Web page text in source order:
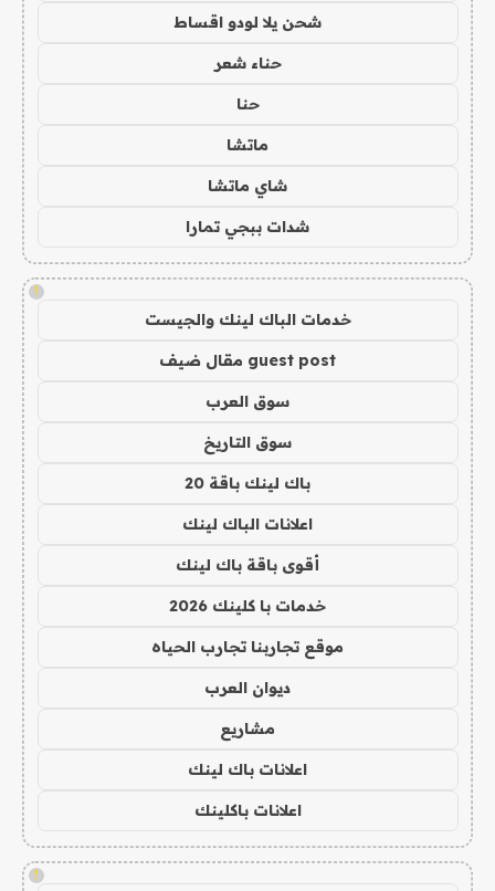
شحن يلا لودو اقساط
حناء شعر
حنا
ماتشا
شاي ماتشا
شدات ببجي تمارا
!
خدمات الباك لينك والجيست
guest post مقال ضيف
سوق العرب
سوق التاريخ
باك لينك باقة 20
اعلانات الباك لينك
أقوى باقة باك لينك
خدمات با كلينك 2026
موقع تجاربنا تجارب الحياه
ديوان العرب
مشاريع
اعلانات باك لينك
اعلانات باكلينك
!